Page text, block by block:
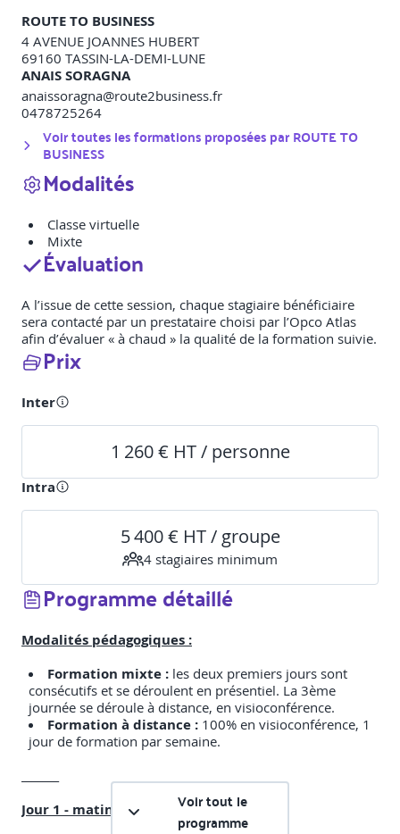
ROUTE TO BUSINESS
4 AVENUE JOANNES HUBERT
69160 TASSIN-LA-DEMI-LUNE
ANAIS SORAGNA
anaissoragna@route2business.fr
0478725264
Voir toutes les formations proposées parROUTE TO
BUSINESS
Modalités
Classe virtuelle
Mixte
Évaluation
A l’issue de cette session, chaque stagiaire bénéficiaire
sera contacté par un prestataire choisi par l’Opco Atlas
afin d’évaluer « à chaud » la qualité de la formation suivie.
Prix
Inter
1 260 € HT / personne
Intra
5 400 € HT / groupe
4 stagiaires minimum
Programme détaillé
Modalités pédagogiques :
Formation mixte : les deux premiers jours sont
consécutifs et se déroulent en présentiel. La 3ème
journée se déroule à distance, en visioconférence.
Formation à distance : 100% en visioconférence, 1
jour de formation par semaine.
Jour 1 - matinée
Voir tout le
programme